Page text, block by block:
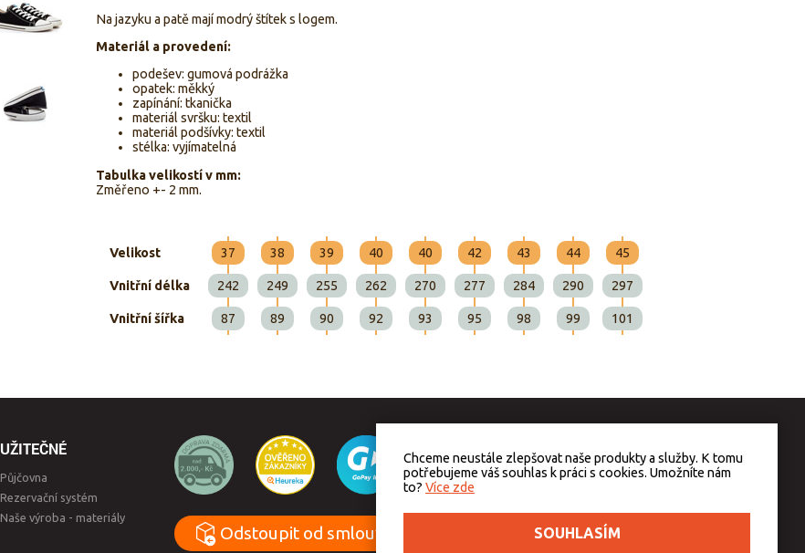
Na jazyku a patě mají modrý štítek s logem.
Materiál a provedení:
podešev: gumová podrážka
opatek: měkký
zapínání: tkanička
materiál svršku: textil
materiál podšívky: textil
stélka: vyjímatelná
Tabulka velikostí v mm:
Změřeno +- 2 mm.
Velikost 37 38 39 40 40 42 43 44 45
Vnitřní délka 242 249 255 262 270 277 284 290 297
Vnitřní šířka 87 89 90 92 93 95 98 99 101
UŽITEČNÉ
Půjčovna
Rezervační systém
Naše výroba - materiály
Odstoupit od smlouvy
Chceme neustále zlepšovat naše produkty a služby. K tomu
potřebujeme váš souhlas k práci s cookies. Umožníte nám
to? Více zde
SOUHLASÍM